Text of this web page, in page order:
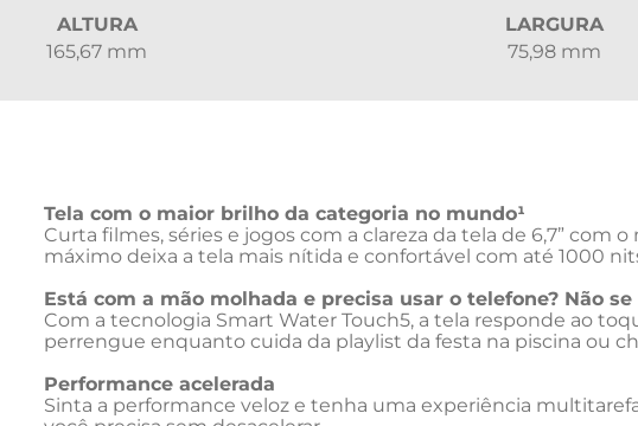
ALTURA
165,67 mm
LARGURA
75,98 mm
Tela com o maior brilho da categoria no mundo¹
Curta filmes, séries e jogos com a clareza da tela de 6,7” com
máximo deixa a tela mais nítida e confortável com até 1000
Está com a mão molhada e precisa usar o telefone? Não se
Com a tecnologia Smart Water Touch5, a tela responde ao
perrengue enquanto cuida da playlist da festa na piscina ou
Performance acelerada
Sinta a performance veloz e tenha uma experiência